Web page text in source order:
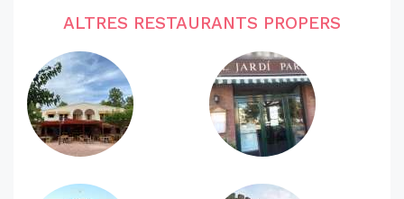
ALTRES RESTAURANTS PROPERS